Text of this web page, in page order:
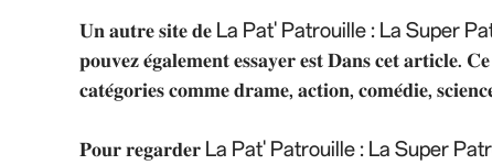
𝐔𝐧 𝐚𝐮𝐭𝐫𝐞 𝐬𝐢𝐭𝐞 𝐝𝐞 La Pat' Patrouille : La Super
𝐩𝐨𝐮𝐯𝐞𝐳 𝐞́𝐠𝐚𝐥𝐞𝐦𝐞𝐧𝐭 𝐞𝐬𝐬𝐚𝐲𝐞𝐫 𝐞𝐬𝐭 𝐃𝐚𝐧𝐬 𝐜𝐞𝐭 𝐚𝐫𝐭𝐢𝐜𝐥𝐞.
𝐜𝐚𝐭𝐞́𝐠𝐨𝐫𝐢𝐞𝐬 𝐜𝐨𝐦𝐦𝐞 𝐝𝐫𝐚𝐦𝐞, 𝐚𝐜𝐭𝐢𝐨𝐧, 𝐜𝐨𝐦𝐞́𝐝𝐢𝐞,
𝐏𝐨𝐮𝐫 𝐫𝐞𝐠𝐚𝐫𝐝𝐞𝐫 La Pat' Patrouille : La Super